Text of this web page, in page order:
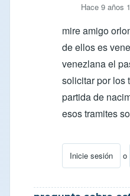
Hace 9 años
mire amigo
de ellos es
venezlana el
solicitar por los
partida de
esos tramites
Inicie sesión o
En respuesta a